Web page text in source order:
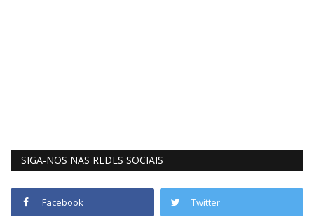
SIGA-NOS NAS REDES SOCIAIS
Facebook Twitter